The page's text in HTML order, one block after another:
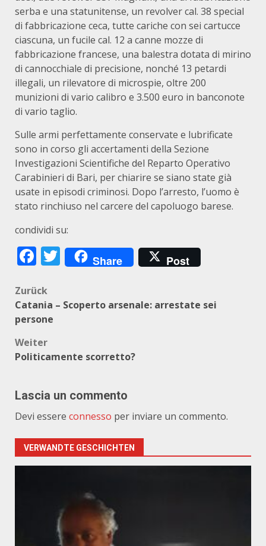
serba e una statunitense, un revolver cal. 38 special
di fabbricazione ceca, tutte cariche con sei cartucce
ciascuna, un fucile cal. 12 a canne mozze di
fabbricazione francese, una balestra dotata di mirino
di cannocchiale di precisione, nonché 13 petardi
illegali, un rilevatore di microspie, oltre 200
munizioni di vario calibro e 3.500 euro in banconote
di vario taglio.
Sulle armi perfettamente conservate e lubrificate
sono in corso gli accertamenti della Sezione
Investigazioni Scientifiche del Reparto Operativo
Carabinieri di Bari, per chiarire se siano state già
usate in episodi criminosi. Dopo l’arresto, l’uomo è
stato rinchiuso nel carcere del capoluogo barese.
condividi su:
Facebook
Twitter
Share Post
Beitragsnavigation
Zurück
Catania – Scoperto arsenale: arrestate sei
persone
Weiter
Politicamente scorretto?
Lascia un commento
Devi essere connesso per inviare un commento.
VERWANDTE GESCHICHTEN